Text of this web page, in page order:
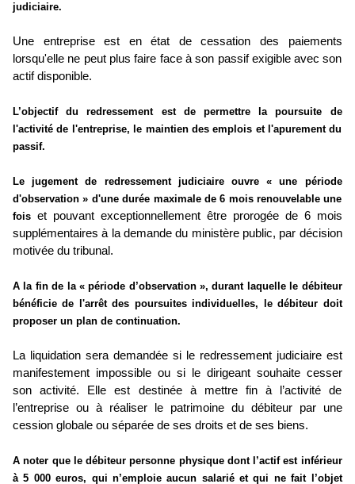
judiciaire.
Une entreprise est en état de cessation des paiements
lorsqu'elle ne peut plus faire face à son passif exigible avec son
actif disponible.
L’objectif du redressement est de permettre la poursuite de
l'activité de l'entreprise, le maintien des emplois et l'apurement du
passif.
Le jugement de redressement judiciaire ouvre « une période
d'observation » d'une durée maximale de 6 mois renouvelable une
fois et pouvant exceptionnellement être prorogée de 6 mois
supplémentaires à la demande du ministère public, par décision
motivée du tribunal.
A la fin de la « période d’observation », durant laquelle le débiteur
bénéficie de l'arrêt des poursuites individuelles, le débiteur doit
proposer un plan de continuation.
La liquidation sera demandée si le redressement judiciaire est
manifestement impossible ou si le dirigeant souhaite cesser
son activité. Elle est destinée à mettre fin à l’activité de
l’entreprise ou à réaliser le patrimoine du débiteur par une
cession globale ou séparée de ses droits et de ses biens.
A noter que le débiteur personne physique dont l’actif est inférieur
à 5 000 euros, qui n’emploie aucun salarié et qui ne fait l’objet